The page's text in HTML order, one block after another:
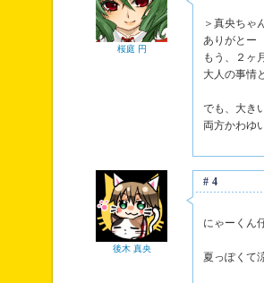
桜庭 円
＞真央ちゃ
ありがとー
もう、２ヶ
大人の事情
でも、大き
両方かわゆ
後木 真央
#4
にゃーくん
夏っぽくて